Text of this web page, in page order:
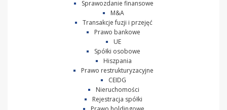
Sprawozdanie finansowe
M&A
Transakcje fuzji i przejęć
Prawo bankowe
UE
Spółki osobowe
Hiszpania
Prawo restrukturyzacyjne
CEIDG
Nieruchomości
Rejestracja spółki